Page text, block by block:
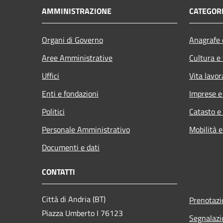
AMMINISTRAZIONE
Organi di Governo
Aree Amministrative
Uffici
Enti e fondazioni
Politici
Personale Amministrativo
Documenti e dati
Cultura
Vita
Imprese
Catasto
Mobilità
CONTATTI
Città di Andria (BT)
Piazza Umberto I 76123